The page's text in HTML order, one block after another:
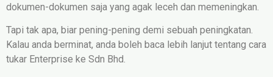
dokumen-dokumen saja yang agak leceh dan memeningkan.
Tapi tak apa, biar pening-pening demi sebuah peningkatan.
Kalau anda berminat, anda boleh baca lebih lanjut tentang cara
tukar Enterprise ke Sdn Bhd.